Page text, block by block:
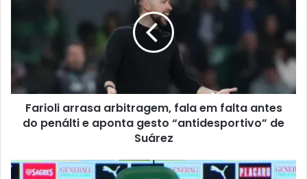
Farioli arrasa arbitragem, fala em falta antes
do penálti e aponta gesto “antidesportivo” de
Suárez